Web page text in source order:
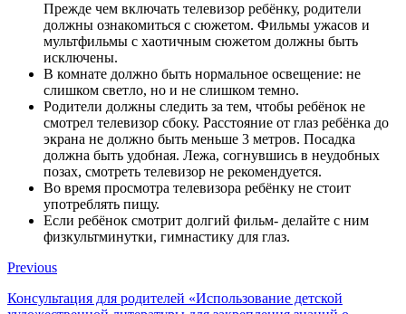
Прежде чем включать телевизор ребёнку, родители
должны ознакомиться с сюжетом. Фильмы ужасов и
мультфильмы с хаотичным сюжетом должны быть
исключены.
В комнате должно быть нормальное освещение: не
слишком светло, но и не слишком темно.
Родители должны следить за тем, чтобы ребёнок не
смотрел телевизор сбоку. Расстояние от глаз ребёнка до
экрана не должно быть меньше 3 метров. Посадка
должна быть удобная. Лежа, согнувшись в неудобных
позах, смотреть телевизор не рекомендуется.
Во время просмотра телевизора ребёнку не стоит
употреблять пищу.
Если ребёнок смотрит долгий фильм- делайте с ним
физкультминутки, гимнастику для глаз.
Previous
Консультация для родителей «Использование детской